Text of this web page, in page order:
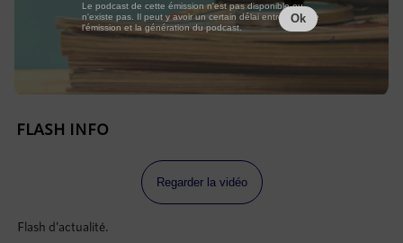
FLASH INFO
Regarder la vidéo
Flash d'actualité.
Le podcast de cette émission n'est pas disponible ou
n'existe pas. Il peut y avoir un certain délai entre la fin de
l'émission et la génération du podcast.
Ok